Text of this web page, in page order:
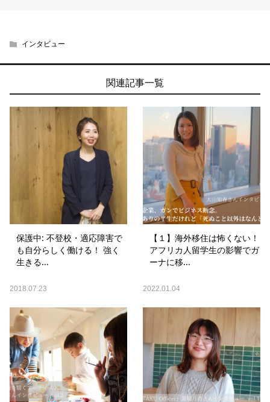
インタビュー
関連記事一覧
保護中: 不登校・適応障害で
も自分らしく働ける！ 強く
生きる...
2018.07.23
【１】海外移住は怖くない！
アフリカ人留学生の影響でガ
ーナに移...
2022.01.04